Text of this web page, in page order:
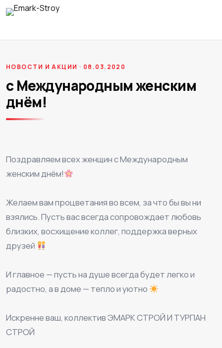
НОВОСТИ И АКЦИИ · 08.03.2020
с Международным женским
днём!
Поздравляем всех женщин с Международным
женским днём!
Желаем вам процветания во всем, за что бы вы ни
взялись. Пусть вас всегда сопровождает любовь
близких, восхищение коллег, поддержка верных
друзей
И главное — пусть на душе всегда будет легко и
радостно, а в доме — тепло и уютно
Искренне ваш, коллектив ЭМАРК СТРОЙ И ТУРПАН
СТРОЙ